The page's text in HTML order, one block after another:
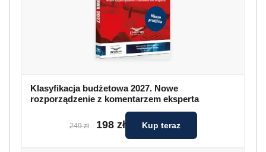
Klasyfikacja budżetowa 2027. Nowe
rozporządzenie z komentarzem eksperta
249 zł 198 zł Kup teraz